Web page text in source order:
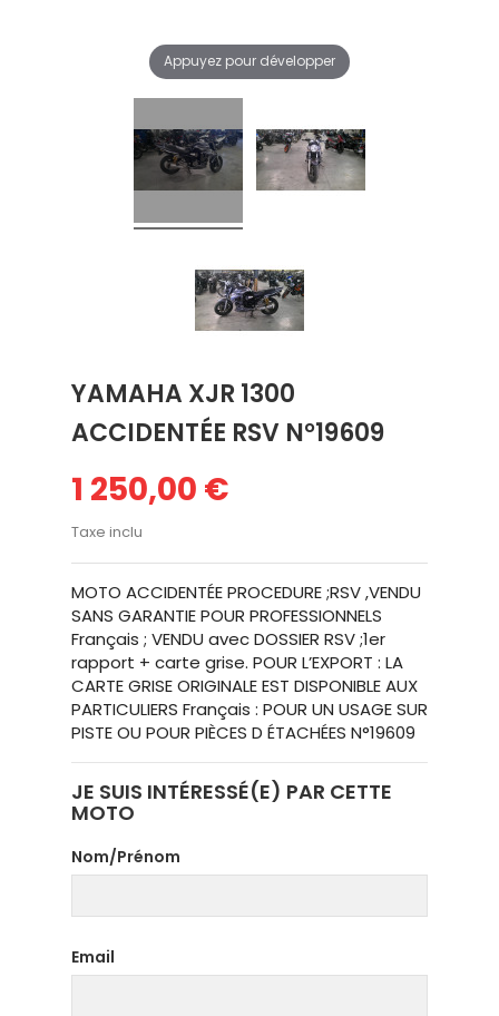
Appuyez pour développer
YAMAHA XJR 1300
ACCIDENTÉE RSV N°19609
1 250,00 €
Taxe inclu
MOTO ACCIDENTÉE PROCEDURE ;RSV ,VENDU
SANS GARANTIE POUR PROFESSIONNELS
Français ; VENDU avec DOSSIER RSV ;1er
rapport + carte grise. POUR L’EXPORT : LA
CARTE GRISE ORIGINALE EST DISPONIBLE AUX
PARTICULIERS Français : POUR UN USAGE SUR
PISTE OU POUR PIÈCES D ÉTACHÉES N°19609
JE SUIS INTÉRESSÉ(E) PAR CETTE
MOTO
Nom/Prénom
Email